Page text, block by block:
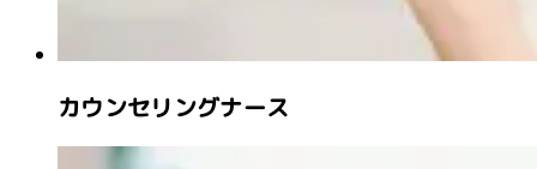
カウンセリングナース